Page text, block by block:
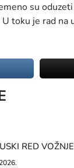
su
toku je rad
RED